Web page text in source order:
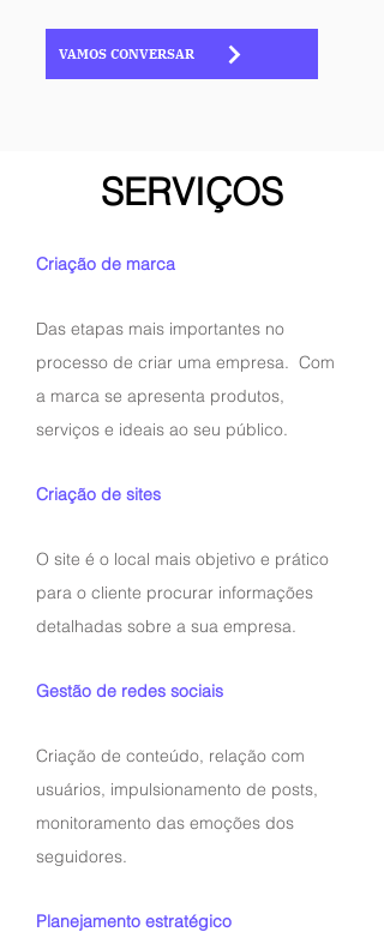
VAMOS CONVERSAR
SERVIÇOS
Criação de marca
Das etapas mais importantes no
processo de criar uma empresa. Com
a marca se apresenta produtos,
serviços e ideais ao seu público.
Criação de sites
O site é o local mais objetivo e prático
para o cliente procurar informações
detalhadas sobre a sua empresa.
Gestão de redes sociais
Criação de conteúdo, relação com
usuários, impulsionamento de posts,
monitoramento das emoções dos
seguidores.
Planejamento estratégico